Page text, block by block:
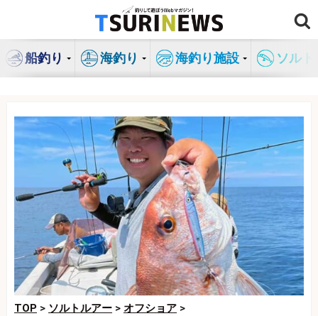
ン
船釣り 海釣り 海釣り施設 ソル
TOP > ソルトルアー > オフショア >